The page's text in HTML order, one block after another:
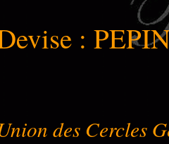
:
des Cercles